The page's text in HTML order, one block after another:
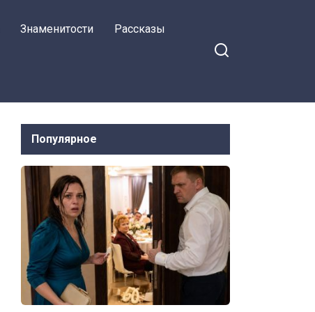
Знаменитости Рассказы
Популярное